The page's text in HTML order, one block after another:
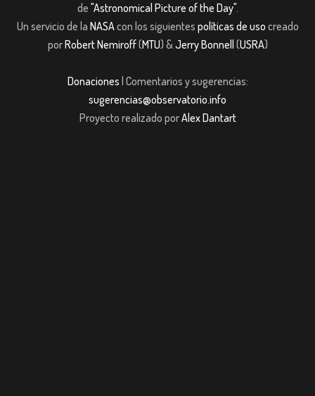
de "Astronomical Picture of the Day".
Un servicio de la NASAcon los siguientes políticas de uso creado
porRobert Nemiroff(MTU) &Jerry Bonnell (USRA)
Donaciones | Comentarios y sugerencias:
sugerencias@observatorio.info
Proyecto realizado porAlex Dantart